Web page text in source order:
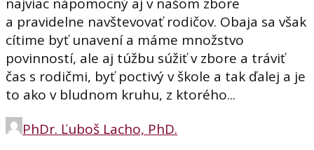
najviac nápomocný aj v našom zbore
a pravidelne navštevovať rodičov. Obaja sa však
cítime byť unavení a máme množstvo
povinností, ale aj túžbu súžiť v zbore a tráviť
čas s rodičmi, byť poctivý v škole a tak ďalej a je
to ako v bludnom kruhu, z ktorého...
PhDr. Ľuboš Lacho, PhD.